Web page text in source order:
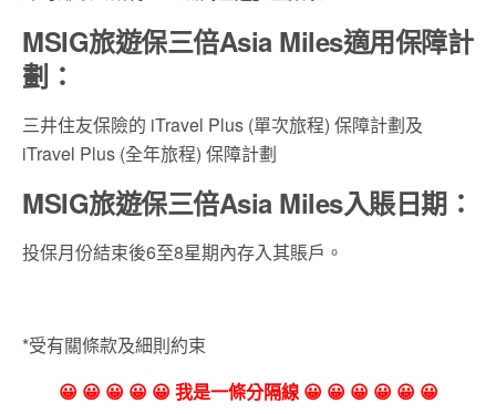
MSIG旅遊保三倍Asia Miles適用保障計
劃：
三井住友保險的 iTravel Plus (單次旅程) 保障計劃及
iTravel Plus (全年旅程) 保障計劃
MSIG旅遊保三倍Asia Miles入賬日期：
投保月份結束後6至8星期內存入其賬戶。
*受有關條款及細則約束
😀 😀 😀 😀 😀 我是一條分隔線 😀 😀 😀 😀 😀 😀